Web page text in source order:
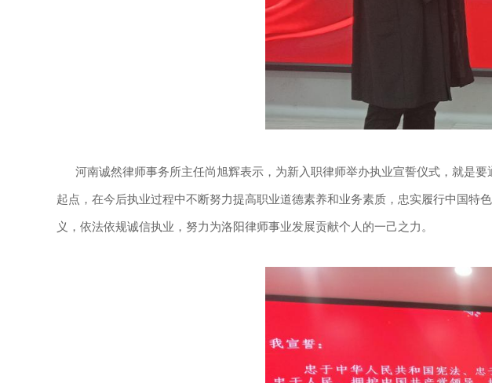
河南诚然律师事务所主任尚旭辉表示，为新入职律师举办执业宣誓仪式，就是
起点，在今后执业过程中不断努力提高职业道德素养和业务素质，忠实履行中国
义，依法依规诚信执业，努力为洛阳律师事业发展贡献个人的一己之力。